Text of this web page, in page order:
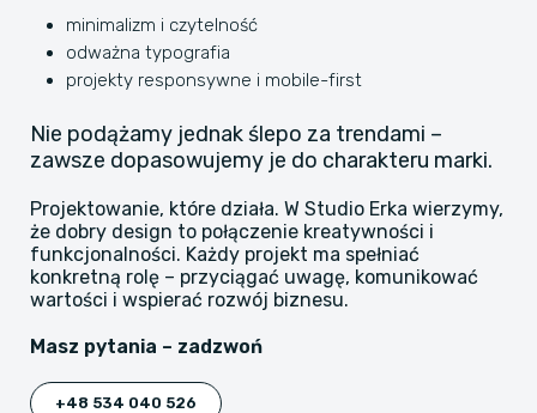
minimalizm i czytelność
odważna typografia
projekty responsywne i mobile-first
Nie podążamy jednak ślepo za trendami –
zawsze dopasowujemy je do charakteru marki.
Projektowanie, które działa. W Studio Erka wierzymy,
że dobry design to połączenie kreatywności i
funkcjonalności. Każdy projekt ma spełniać
konkretną rolę – przyciągać uwagę, komunikować
wartości i wspierać rozwój biznesu.
Masz pytania – zadzwoń
+48 534 040 526